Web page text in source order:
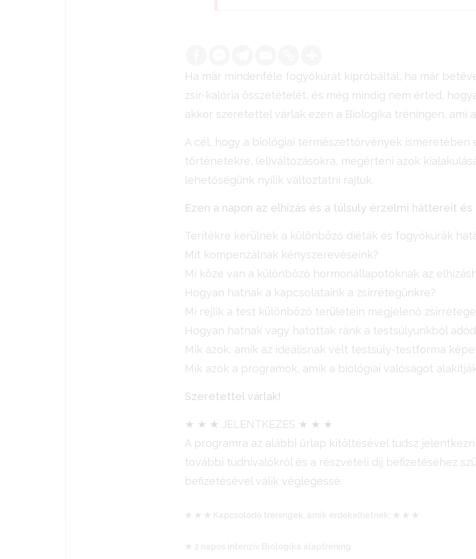
Ha már mindenféle fogyókúrát kipróbáltál, ha már
zsír-kalória összetételét, és még mindig nem érted,
akkor szeretettel várlak ezen a Biologika tréningen, ami
A cél, hogy a biológiai természettörvények
történetekre, (el)változásokra, megérteni azok
lehetőségünk nyílik változtatni rajtuk.
Ezen a napon az elhízás és a túlsúly érzelmi háttereit
Terítékre kerülnek a különböző diéták és fogyókúrák
Mit kompenzálnak kényszerevéseink?
Mi köze van a különböző hormonállapotoknak az
Hogyan hatnak a kapcsolataink a zsírrétegünkre?
Mi rejlik a test különböző területein megjelenő
Hogyan hatnak vagy hatottak ránk a testsúlyunkból
Mik azok, amik az ideálisnak vélt testsúly-testforma
Mik azok a programok, amik a biológiai valóságot
Szeretettel várlak!
★ ★ ★ JELENTKEZÉS ★ ★ ★
A programra az alábbi űrlap kitöltésével tudsz
további tudnivalókról és a részvételi díj befizetéséhez
befizetésével válik véglegessé.
★ ★ ★ Kapcsolódó tréningek, amik érdekelhetnek: ★ ★ ★
★ 2 napos intenzív Biologika alaptréning